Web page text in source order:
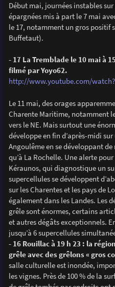
Début mai, journées instables
épargnées mis à part le 7 mai
le 17, notamment un gros positif
Buffetaut).
- 17 La Tremblade le 10 mai à
filmé par Yoyo62.
http://www.youtube.com/
Le 11 mai, des orages
Charente Maritime, notamment
vers le NE. Mais surtout une
développe en fin d’après-midi
Angoulême en se développant
qu’à La Rochelle. Une alerte
Kéraunos, qui diagnostique un
supercellules se développent
sur les Charentes et les pays de
également dans les Landes. Les
grêle sont énormes, certains
et autres dégâts exceptionnels.
jusqu’à 6 supercellules
- 16 Rouillac à 19 h 23 : la
grêle avec des grêlons « gros
salle culturelle est inondée,
les vignes. Près de 100 % de la